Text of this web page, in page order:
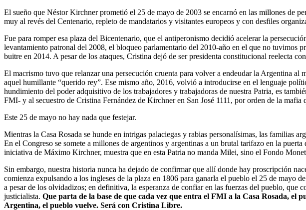
El sueño que Néstor Kirchner prometió el 25 de mayo de 2003 se encarnó en las millones de
muy al revés del Centenario, repleto de mandatarios y visitantes europeos y con desfiles
Fue para romper esa plaza del Bicentenario, que el antiperonismo decidió acelerar la
levantamiento patronal del 2008, el bloqueo parlamentario del 2010-año en el que no
buitre en 2014. A pesar de los ataques, Cristina dejó de ser presidenta constitucional reelecta
El macrismo tuvo que relanzar una persecución cruenta para volver a endeudar la Argentina
aquel humillante “querido rey”. Ese mismo año, 2016, volvió a introducirse en el lenguaje
hundimiento del poder adquisitivo de los trabajadores y trabajadoras de nuestra Patria, es
FMI- y al secuestro de Cristina Fernández de Kirchner en San José 1111, por orden de la mafia
Este 25 de mayo no hay nada que festejar.
Mientras la Casa Rosada se hunde en intrigas palaciegas y rabias personalísimas, las familias
En el Congreso se somete a millones de argentinos y argentinas a un brutal tarifazo en la
iniciativa de Máximo Kirchner, muestra que en esta Patria no manda Milei, sino el Fondo
Sin embargo, nuestra historia nunca ha dejado de confirmar que allí donde hay proscripción
comienza expulsando a los ingleses de la plaza en 1806 para ganarla el pueblo el 25 de mayo
a pesar de los olvidadizos; en definitiva, la esperanza de confiar en las fuerzas del pueblo,
justicialista. Que parta de la base de que cada vez que entra el FMI a la Casa Rosada, el
Argentina, el pueblo vuelve. Será con Cristina Libre.